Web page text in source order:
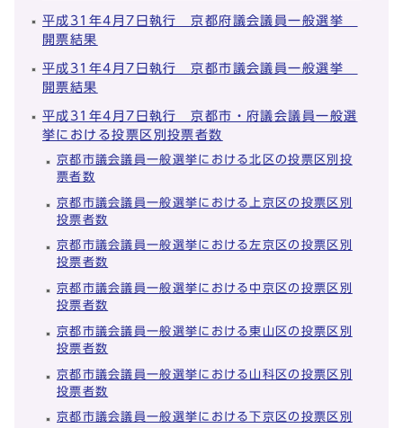
平成31年4月7日執行 京都府議会議員一般選挙
開票結果
平成31年4月7日執行 京都市議会議員一般選挙
開票結果
平成31年4月7日執行 京都市・府議会議員一般選
挙における投票区別投票者数
京都市議会議員一般選挙における北区の投票区別投
票者数
京都市議会議員一般選挙における上京区の投票区別
投票者数
京都市議会議員一般選挙における左京区の投票区別
投票者数
京都市議会議員一般選挙における中京区の投票区別
投票者数
京都市議会議員一般選挙における東山区の投票区別
投票者数
京都市議会議員一般選挙における山科区の投票区別
投票者数
京都市議会議員一般選挙における下京区の投票区別